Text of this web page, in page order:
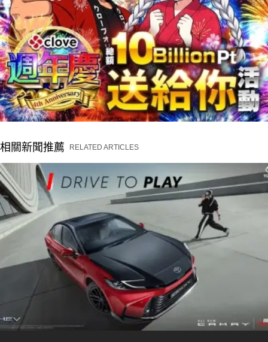
相關新聞推薦 RELATED ARTICLES